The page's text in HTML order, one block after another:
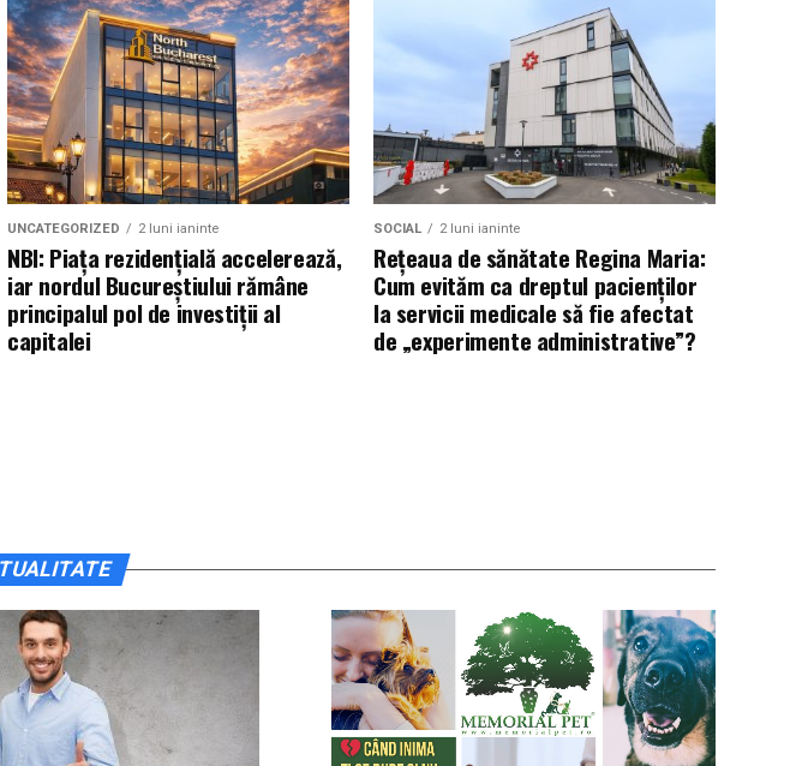
UNCATEGORIZED 2 luni ianinte
NBI: Piața rezidențială accelerează,
iar nordul Bucureștiului rămâne
principalul pol de investiții al
capitalei
SOCIAL 2 luni ianinte
Rețeaua de sănătate Regina Maria:
Cum evităm ca dreptul pacienților
la servicii medicale să fie afectat
de „experimente administrative”?